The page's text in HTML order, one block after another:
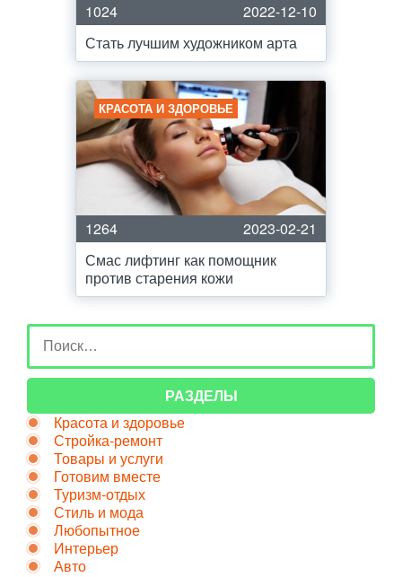
1024
2022-12-10
Стать лучшим художником арта
КРАСОТА И ЗДОРОВЬЕ
1264
2023-02-21
Смас лифтинг как помощник
против старения кожи
РАЗДЕЛЫ
Красота и здоровье
Стройка-ремонт
Товары и услуги
Готовим вместе
Туризм-отдых
Стиль и мода
Любопытное
Интерьер
Авто